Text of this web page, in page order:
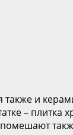
также и
– плитка